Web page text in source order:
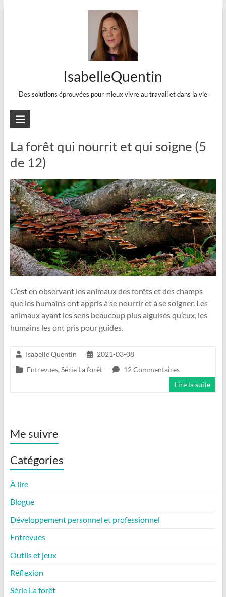
IsabelleQuentin
Des solutions éprouvées pour mieux vivre au travail et dans la vie
Thuya
La forêt qui nourrit et qui soigne (5
de 12)
C’est en observant les animaux des forêts et des champs
que les humains ont appris à se nourrir et à se soigner. Les
animaux ayant les sens beaucoup plus aiguisés qu’eux, les
humains les ont pris pour guides.
Isabelle Quentin
2021-03-08
Entrevues, Série La forêt
12 Commentaires
Lire la suite
Me suivre
Catégories
À lire
Blogue
Développement personnel et professionnel
Entrevues
Outils et jeux
Réflexion
Série La forêt